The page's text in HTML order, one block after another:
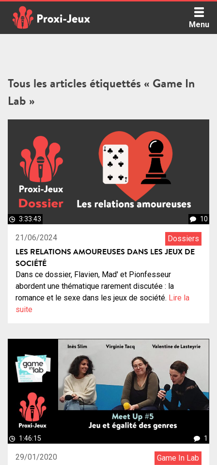
content
Menu
Tous les articles étiquettés « Game In
Lab »
3:33:43 10
21/06/2024 Dossiers
LES RELATIONS AMOUREUSES DANS LES JEUX DE
SOCIÉTÉ
Dans ce dossier, Flavien, Mad' et Pionfesseur
abordent une thématique rarement discutée : la
romance et le sexe dans les jeux de société. Lire la
suite
1:46:15 1
29/01/2020 Game In Lab